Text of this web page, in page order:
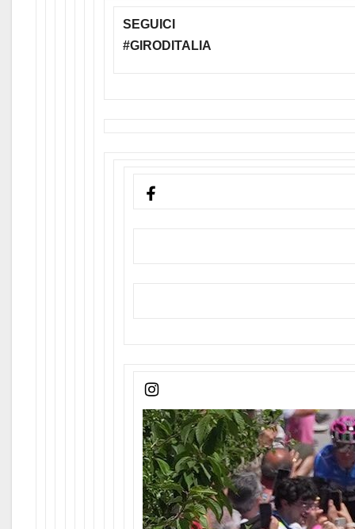
SEGUICI
#GIRODITALIA